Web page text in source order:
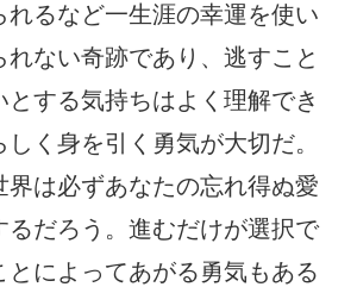
れるなど一生涯の幸運を使い
ない奇跡であり、逃すこと
とする気持ちはよく理解でき
く身を引く勇気が大切だ。
界は必ずあなたの忘れ得ぬ愛
るだろう。進むだけが選択で
とによってあがる勇気もある